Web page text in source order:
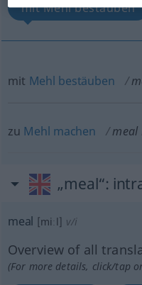
mit Mehl bestäuben
mit Mehl bestäuben
zu Mehl machen meal
„meal“:
meal [miːl] v/i
Overview of all
(For more details, click/tap